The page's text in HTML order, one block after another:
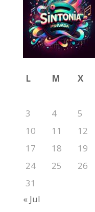
L M X
3
4 5
10
11 12
17
18 19
24
25 26
31
« Jul